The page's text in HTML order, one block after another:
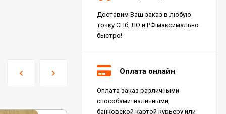
Доставим Ваш заказ в любую
точку СПб, ЛО и РФ максимально
быстро!
Оплата онлайн
Оплата заказ различными
способами: наличными,
банковской картой курьеру или
Керамогранит Italon
Charme Extra Silver Ret
60x120, 610010001196